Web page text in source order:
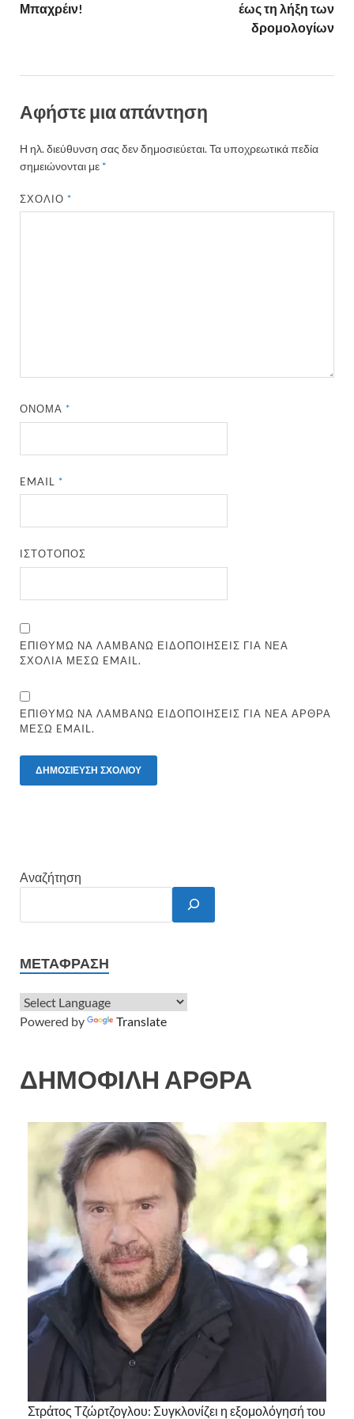
ε
Μπαχρέιν!
έως τη λήξη των
δρομολογίων
Αφήστε μια απάντηση
Η ηλ. διεύθυνση σας δεν δημοσιεύεται.Τα υποχρεωτικά πεδία
σημειώνονται με *
ΣΧΌΛΙΟ*
ΌΝΟΜΑ*
EMAIL*
ΙΣΤΌΤΟΠΟΣ
ΕΠΙΘΥΜΏ ΝΑ ΛΑΜΒΆΝΩ ΕΙΔΟΠΟΙΉΣΕΙΣ ΓΙΑ ΝΈΑ
ΣΧΌΛΙΑ ΜΈΣΩ EMAIL.
ΕΠΙΘΥΜΏ ΝΑ ΛΑΜΒΆΝΩ ΕΙΔΟΠΟΙΉΣΕΙΣ ΓΙΑ ΝΈΑ ΆΡΘΡΑ
ΜΈΣΩ EMAIL.
Αναζήτηση
ΜΕΤΆΦΡΑΣΗ
Powered by Translate
ΔΗΜΟΦΙΛΗ ΑΡΘΡΑ
Στράτος Τζώρτζογλου: Συγκλονίζει η εξομολόγησή του